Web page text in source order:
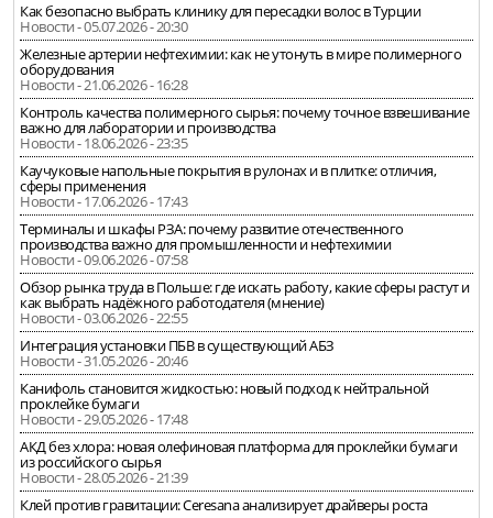
Как безопасно выбрать клинику для пересадки волос в Турции
Новости - 05.07.2026 - 20:30
Железные артерии нефтехимии: как не утонуть в мире полимерного
оборудования
Новости - 21.06.2026 - 16:28
Контроль качества полимерного сырья: почему точное взвешивание
важно для лаборатории и производства
Новости - 18.06.2026 - 23:35
Каучуковые напольные покрытия в рулонах и в плитке: отличия,
сферы применения
Новости - 17.06.2026 - 17:43
Терминалы и шкафы РЗА: почему развитие отечественного
производства важно для промышленности и нефтехимии
Новости - 09.06.2026 - 07:58
Обзор рынка труда в Польше: где искать работу, какие сферы растут и
как выбрать надёжного работодателя (мнение)
Новости - 03.06.2026 - 22:55
Интеграция установки ПБВ в существующий АБЗ
Новости - 31.05.2026 - 20:46
Канифоль становится жидкостью: новый подход к нейтральной
проклейке бумаги
Новости - 29.05.2026 - 17:48
АКД без хлора: новая олефиновая платформа для проклейки бумаги
из российского сырья
Новости - 28.05.2026 - 21:39
Клей против гравитации: Ceresana анализирует драйверы роста